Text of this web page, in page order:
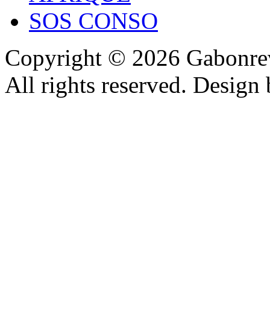
SOS CONSO
Copyright © 2026
All rights reserved.